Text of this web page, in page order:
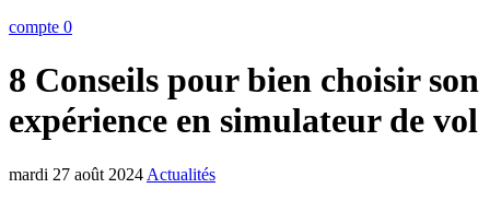
compte 0
8 Conseils pour bien choisir son
expérience en simulateur de vol
mardi 27 août 2024 Actualités